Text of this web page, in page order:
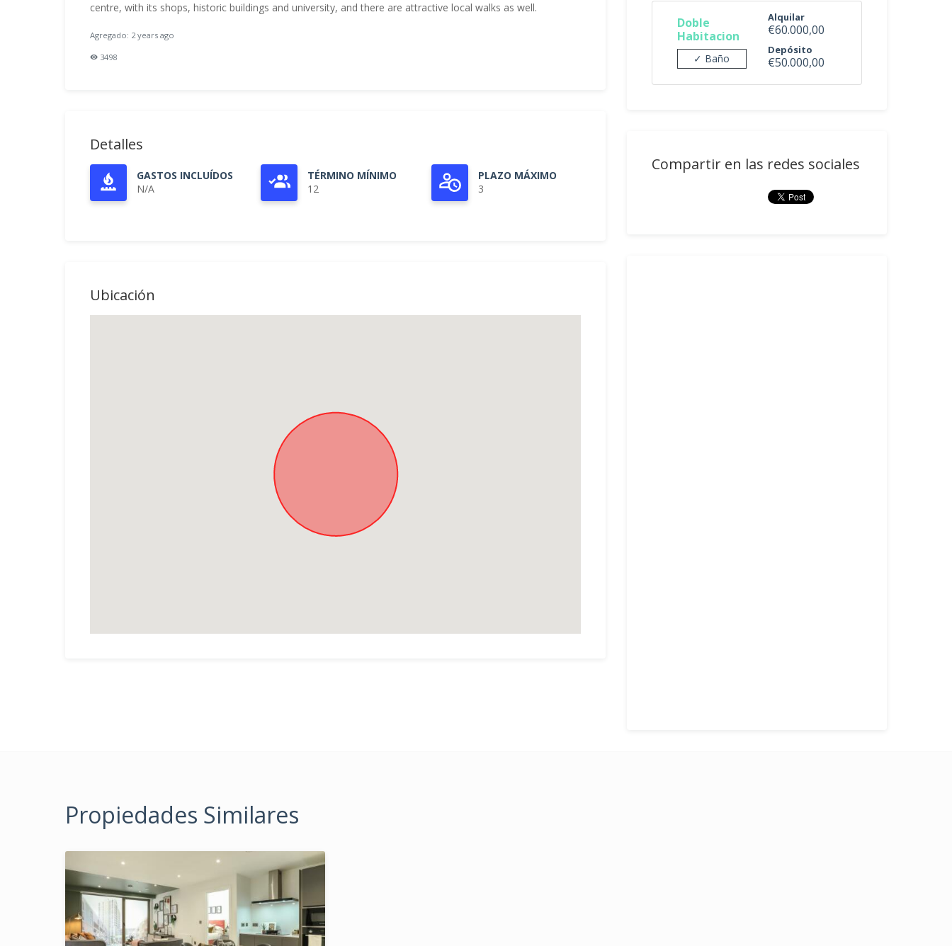
centre, with its shops, historic buildings and university, and there are attractive local walks as well.
Agregado: 2 years ago
3498
Detalles
GASTOS INCLUÍDOS
N/A
TÉRMINO MÍNIMO
12
PLAZO MÁXIMO
3
Ubicación
Doble
Habitacion
✓ Baño
Alquilar
€60.000,00
Depósito
€50.000,00
Compartir en las redes sociales
Propiedades Similares